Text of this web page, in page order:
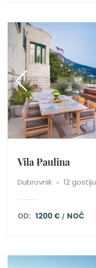
Vila Paulina
Dubrovnik 12 gostiju
OD: 1200 € NOĆ